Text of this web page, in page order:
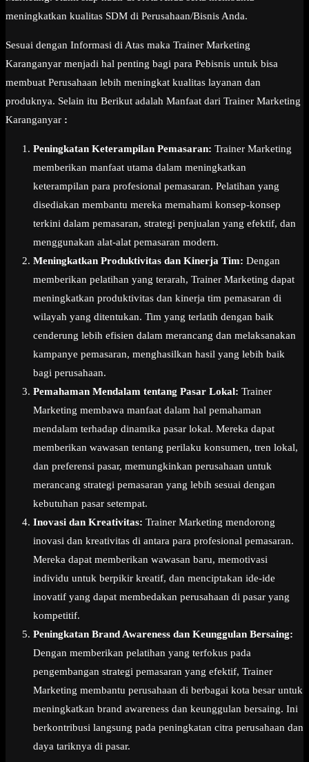
meningkatkan kualitas SDM di Perusahaan/Bisnis Anda.
Sesuai dengan Informasi di Atas maka Trainer Marketing
Karanganyar menjadi hal penting bagi para Pebisnis untuk bisa
membuat Perusahaan lebih meningkat kualitas layanan dan
produknya. Selain itu Berikut adalah Manfaat dari Trainer Marketing
Karanganyar :
Peningkatan Keterampilan Pemasaran: Trainer Marketing
memberikan manfaat utama dalam meningkatkan
keterampilan para profesional pemasaran. Pelatihan yang
disediakan membantu mereka memahami konsep-konsep
terkini dalam pemasaran, strategi penjualan yang efektif, dan
menggunakan alat-alat pemasaran modern.
Meningkatkan Produktivitas dan Kinerja Tim: Dengan
memberikan pelatihan yang terarah, Trainer Marketing dapat
meningkatkan produktivitas dan kinerja tim pemasaran di
wilayah yang ditentukan. Tim yang terlatih dengan baik
cenderung lebih efisien dalam merancang dan melaksanakan
kampanye pemasaran, menghasilkan hasil yang lebih baik
bagi perusahaan.
Pemahaman Mendalam tentang Pasar Lokal: Trainer
Marketing membawa manfaat dalam hal pemahaman
mendalam terhadap dinamika pasar lokal. Mereka dapat
memberikan wawasan tentang perilaku konsumen, tren lokal,
dan preferensi pasar, memungkinkan perusahaan untuk
merancang strategi pemasaran yang lebih sesuai dengan
kebutuhan pasar setempat.
Inovasi dan Kreativitas: Trainer Marketing mendorong
inovasi dan kreativitas di antara para profesional pemasaran.
Mereka dapat memberikan wawasan baru, memotivasi
individu untuk berpikir kreatif, dan menciptakan ide-ide
inovatif yang dapat membedakan perusahaan di pasar yang
kompetitif.
Peningkatan Brand Awareness dan Keunggulan Bersaing:
Dengan memberikan pelatihan yang terfokus pada
pengembangan strategi pemasaran yang efektif, Trainer
Marketing membantu perusahaan di berbagai kota besar untuk
meningkatkan brand awareness dan keunggulan bersaing. Ini
berkontribusi langsung pada peningkatan citra perusahaan dan
daya tariknya di pasar.